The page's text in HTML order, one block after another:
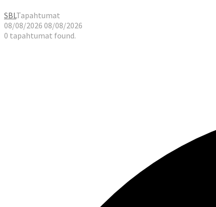
SBLTapahtumat
08/08/2026 08/08/2026
0 tapahtumat found.